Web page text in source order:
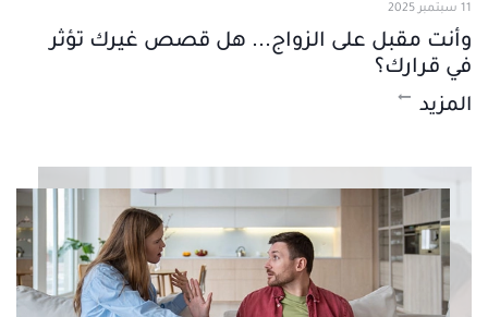
11 سبتمبر 2025
وأنت مقبل على الزواج... هل قصص غيرك تؤثر
في قرارك؟
المزيد